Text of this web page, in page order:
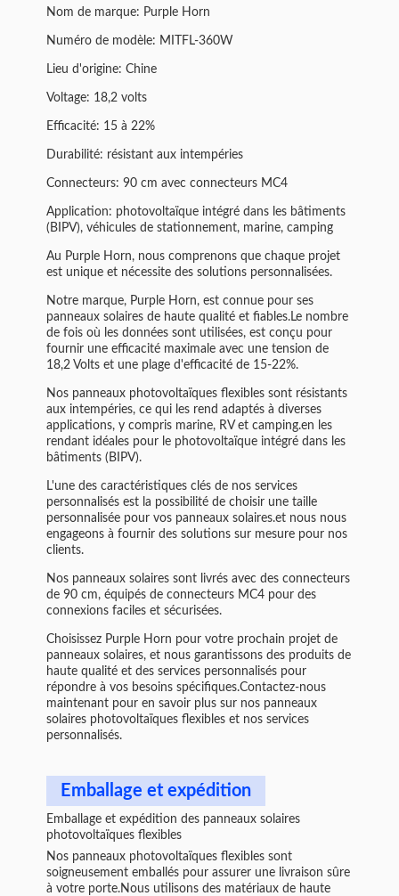
Nom de marque: Purple Horn
Numéro de modèle: MITFL-360W
Lieu d'origine: Chine
Voltage: 18,2 volts
Efficacité: 15 à 22%
Durabilité: résistant aux intempéries
Connecteurs: 90 cm avec connecteurs MC4
Application: photovoltaïque intégré dans les bâtiments
(BIPV), véhicules de stationnement, marine, camping
Au Purple Horn, nous comprenons que chaque projet
est unique et nécessite des solutions personnalisées.
Notre marque, Purple Horn, est connue pour ses
panneaux solaires de haute qualité et fiables.Le nombre
de fois où les données sont utilisées, est conçu pour
fournir une efficacité maximale avec une tension de
18,2 Volts et une plage d'efficacité de 15-22%.
Nos panneaux photovoltaïques flexibles sont résistants
aux intempéries, ce qui les rend adaptés à diverses
applications, y compris marine, RV et camping.en les
rendant idéales pour le photovoltaïque intégré dans les
bâtiments (BIPV).
L'une des caractéristiques clés de nos services
personnalisés est la possibilité de choisir une taille
personnalisée pour vos panneaux solaires.et nous nous
engageons à fournir des solutions sur mesure pour nos
clients.
Nos panneaux solaires sont livrés avec des connecteurs
de 90 cm, équipés de connecteurs MC4 pour des
connexions faciles et sécurisées.
Choisissez Purple Horn pour votre prochain projet de
panneaux solaires, et nous garantissons des produits de
haute qualité et des services personnalisés pour
répondre à vos besoins spécifiques.Contactez-nous
maintenant pour en savoir plus sur nos panneaux
solaires photovoltaïques flexibles et nos services
personnalisés.
Emballage et expédition
Emballage et expédition des panneaux solaires
photovoltaïques flexibles
Nos panneaux photovoltaïques flexibles sont
soigneusement emballés pour assurer une livraison sûre
à votre porte.Nous utilisons des matériaux de haute